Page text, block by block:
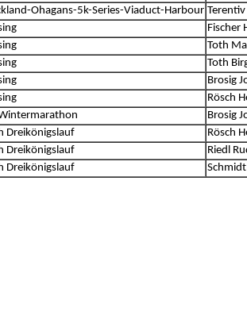
Ohagans-5k-Series-Viaduct-Harbour
Fischer
Toth
Toth
Brosig
Rösch
Brosig
Dreikönigslauf
Rösch
Dreikönigslauf
Riedl
Dreikönigslauf